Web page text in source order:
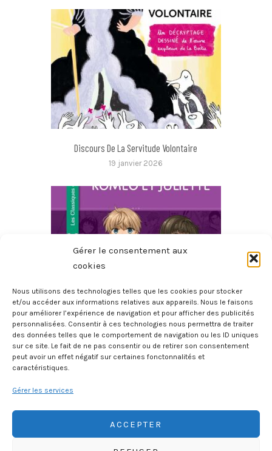
Gérer le consentement aux
cookies
Nous utilisons des technologies telles que les cookies pour stocker
et/ou accéder aux informations relatives aux appareils. Nous le faisons
pour améliorer l’expérience de navigation et pour afficher des publicités
personnalisées. Consentir à ces technologies nous permettra de traiter
des données telles que le comportement de navigation ou les ID uniques
sur ce site. Le fait de ne pas consentir ou de retirer son consentement
peut avoir un effet négatif sur certaines fonctonnalités et
caractéristiques.
Gérer les services
ACCEPTER
Discours De La Servitude Volontaire
19 janvier 2026
Roméo Et Juliette
26 juillet 2025